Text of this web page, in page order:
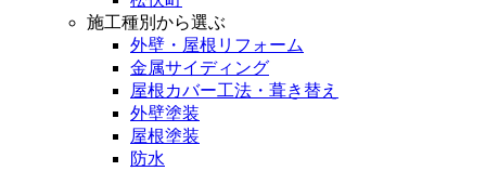
施工種別から選ぶ
外壁・屋根リフォーム
金属サイディング
屋根カバー工法・葺き替え
外壁塗装
屋根塗装
防水